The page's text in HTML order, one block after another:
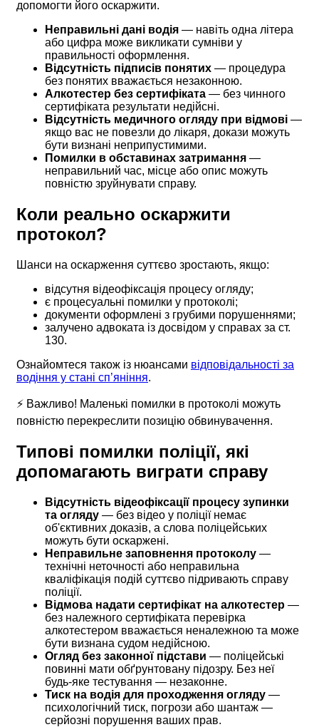
допомогти його оскаржити.
Неправильні дані водія — навіть одна літера
або цифра може викликати сумніви у
правильності оформлення.
Відсутність підписів понятих — процедура
без понятих вважається незаконною.
Алкотестер без сертифіката — без чинного
сертифіката результати недійсні.
Відсутність медичного огляду при відмові —
якщо вас не повезли до лікаря, докази можуть
бути визнані неприпустимими.
Помилки в обставинах затримання —
неправильний час, місце або опис можуть
повністю зруйнувати справу.
Коли реально оскаржити
протокол?
Шанси на оскарження суттєво зростають, якщо:
відсутня відеофіксація процесу огляду;
є процесуальні помилки у протоколі;
документи оформлені з грубими порушеннями;
залучено адвоката із досвідом у справах за ст.
130.
Ознайомтеся також із нюансами відповідальності за
водіння у стані сп’яніння.
⚡ Важливо! Маленькі помилки в протоколі можуть
повністю перекреслити позицію обвинувачення.
Типові помилки поліції, які
допомагають виграти справу
Відсутність відеофіксації процесу зупинки
та огляду — без відео у поліції немає
об'єктивних доказів, а слова поліцейських
можуть бути оскаржені.
Неправильне заповнення протоколу —
технічні неточності або неправильна
кваліфікація подій суттєво підривають справу
поліції.
Відмова надати сертифікат на алкотестер —
без належного сертифіката перевірка
алкотестером вважається неналежною та може
бути визнана судом недійсною.
Огляд без законної підстави — поліцейські
повинні мати обґрунтовану підозру. Без неї
будь-яке тестування — незаконне.
Тиск на водія для проходження огляду —
психологічний тиск, погрози або шантаж —
серйозні порушення ваших прав.